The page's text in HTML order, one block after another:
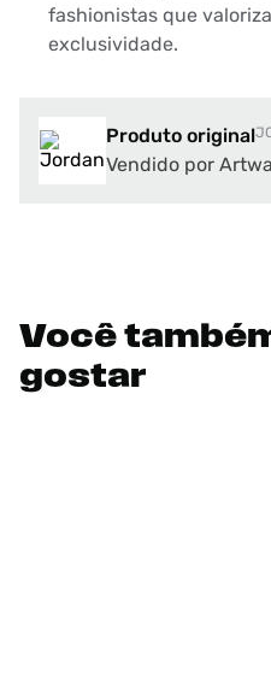
fashionistas que
exclusividade.
Produto original
Vendido por
Você
gostar